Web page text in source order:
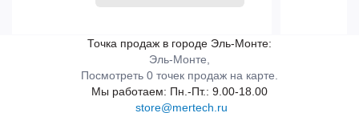
Точка продаж в городе Эль-Монте:
Эль-Монте,
Посмотреть 0 точек продаж на карте.
Мы работаем: Пн.-Пт.: 9.00-18.00
store@mertech.ru